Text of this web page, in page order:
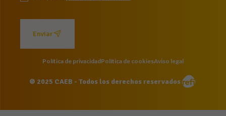
Enviar
Política de privacidadPolítica de cookiesAviso legal
© 2025 CAEB - Todos los derechos reservados